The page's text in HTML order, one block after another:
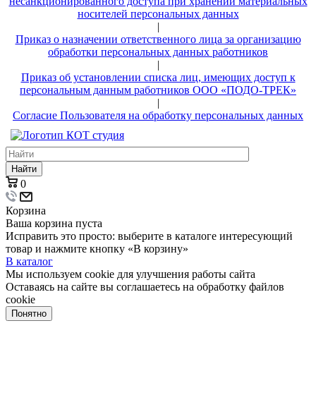
носителей персональных данных
|
Приказ о назначении ответственного лица за организацию
обработки персональных данных работников
|
Приказ об установлении списка лиц, имеющих доступ к
персональным данным работников ООО «ПОДО-ТРЕК»
|
Согласие Пользователя на обработку персональных данных
Найти
0
Корзина
Ваша корзина пуста
Исправить это просто: выберите в каталоге интересующий
товар и нажмите кнопку «В корзину»
В каталог
Мы используем cookie для улучшения работы сайта
Оставаясь на сайте вы соглашаетесь на обработку файлов
cookie
Понятно